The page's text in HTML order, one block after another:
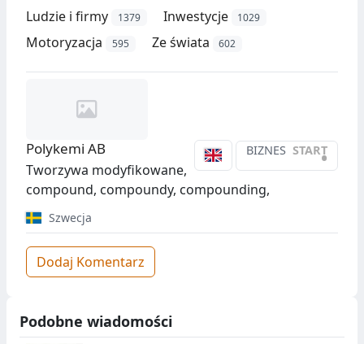
Ludzie i firmy 1379 Inwestycje 1029
Motoryzacja 595 Ze świata 602
BIZNES START
•
Polykemi AB
Tworzywa modyfikowane,
compound, compoundy, compounding,
Szwecja
Dodaj Komentarz
Podobne wiadomości